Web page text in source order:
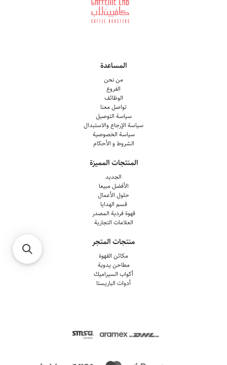
المساعدة
من نحن
الفروع
الوظائف
تواصل معنا
سياسة التوصيل
سياسة الإرجاع والاستبدال
سياسة الخصوصية
الشروط و الأحكام
المنتجات المميزة
الجديد
الأفضل مبيعا
حلول الأعمال
قسم الهدايا
قهوة فردية المصدر
العلامات التجارية
منتجات المتجر
مكائن القهوة
مطاحن يدوية
أكواب السيراميك
أدوات الباريستا